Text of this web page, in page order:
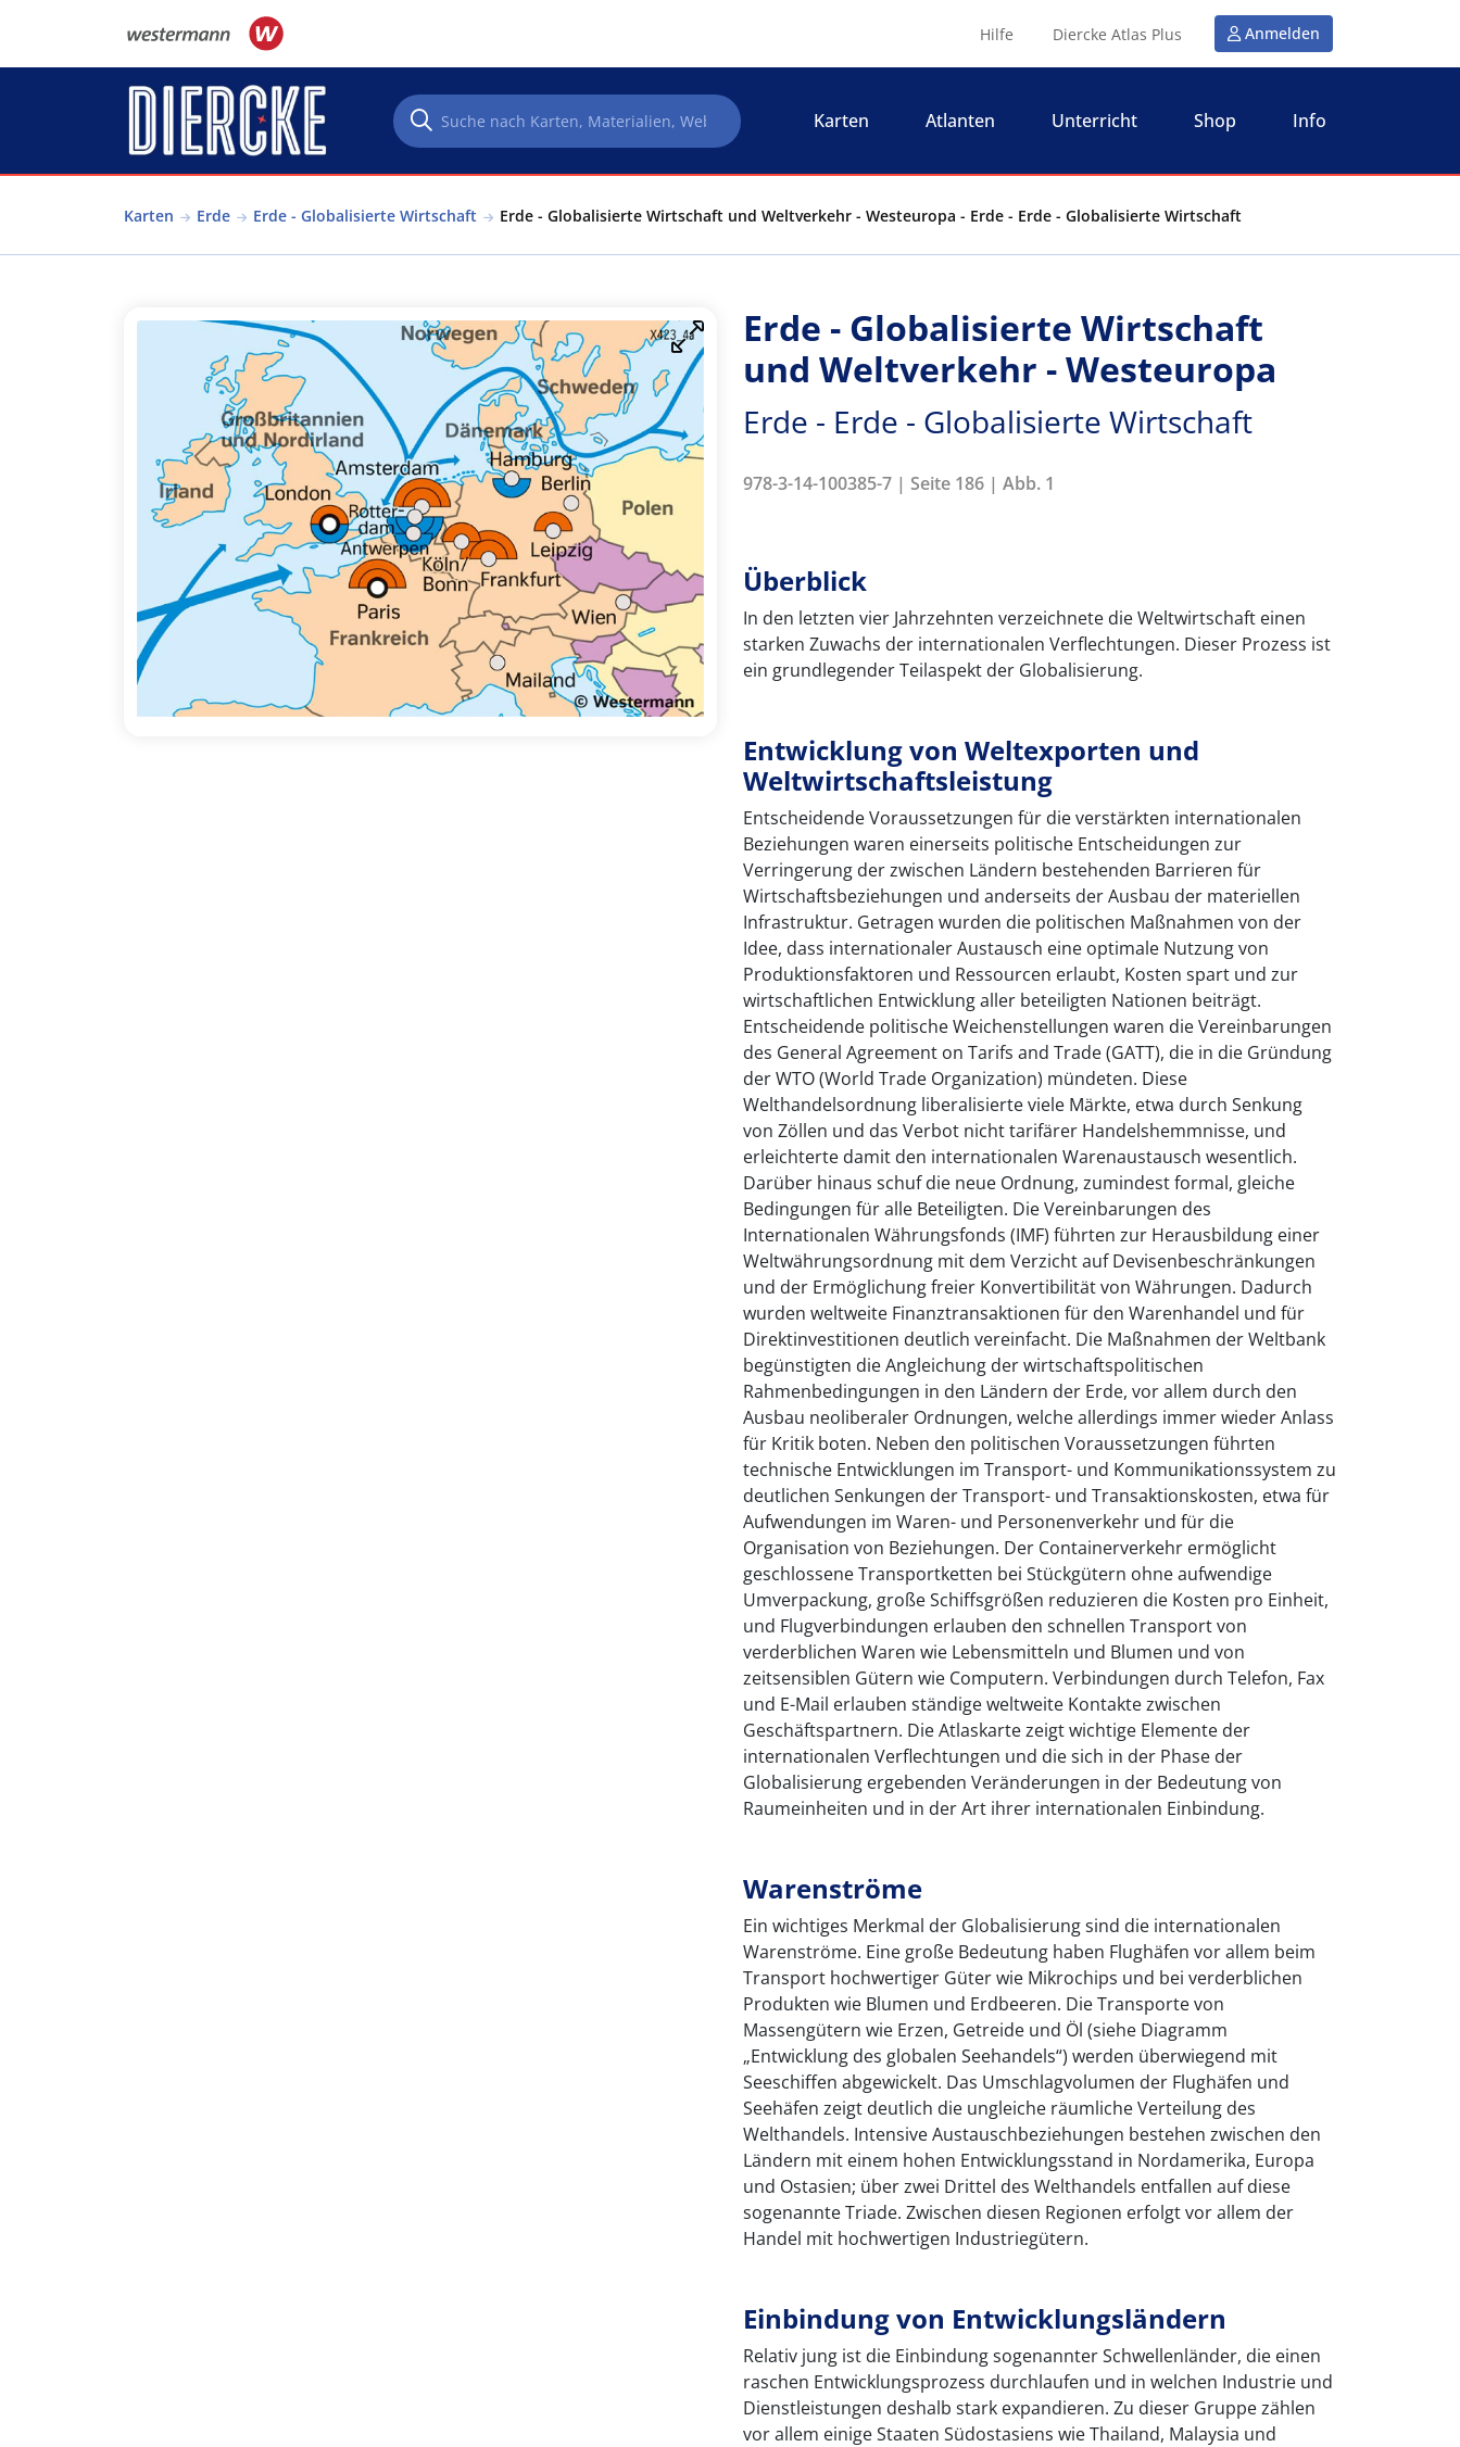
Hilfe Diercke Atlas Plus Anmelden
Karten Atlanten Unterricht Shop Info
Karten Erde Erde - Globalisierte Wirtschaft Erde - Globalisierte Wirtschaft und Weltverkehr - Westeuropa - Erde - Erde - Globalisierte Wirtschaft
Erde - Globalisierte Wirtschaft
und Weltverkehr - Westeuropa
Erde - Erde - Globalisierte Wirtschaft
978-3-14-100385-7 | Seite 186 | Abb. 1
Überblick
In den letzten vier Jahrzehnten verzeichnete die Weltwirtschaft einen
starken Zuwachs der internationalen Verflechtungen. Dieser Prozess ist
ein grundlegender Teilaspekt der Globalisierung.
Entwicklung von Weltexporten und
Weltwirtschaftsleistung
Entscheidende Voraussetzungen für die verstärkten internationalen
Beziehungen waren einerseits politische Entscheidungen zur
Verringerung der zwischen Ländern bestehenden Barrieren für
Wirtschaftsbeziehungen und anderseits der Ausbau der materiellen
Infrastruktur. Getragen wurden die politischen Maßnahmen von der
Idee, dass internationaler Austausch eine optimale Nutzung von
Produktionsfaktoren und Ressourcen erlaubt, Kosten spart und zur
wirtschaftlichen Entwicklung aller beteiligten Nationen beiträgt.
Entscheidende politische Weichenstellungen waren die Vereinbarungen
des General Agreement on Tarifs and Trade (GATT), die in die Gründung
der WTO (World Trade Organization) mündeten. Diese
Welthandelsordnung liberalisierte viele Märkte, etwa durch Senkung
von Zöllen und das Verbot nicht tarifärer Handelshemmnisse, und
erleichterte damit den internationalen Warenaustausch wesentlich.
Darüber hinaus schuf die neue Ordnung, zumindest formal, gleiche
Bedingungen für alle Beteiligten. Die Vereinbarungen des
Internationalen Währungsfonds (IMF) führten zur Herausbildung einer
Weltwährungsordnung mit dem Verzicht auf Devisenbeschränkungen
und der Ermöglichung freier Konvertibilität von Währungen. Dadurch
wurden weltweite Finanztransaktionen für den Warenhandel und für
Direktinvestitionen deutlich vereinfacht. Die Maßnahmen der Weltbank
begünstigten die Angleichung der wirtschaftspolitischen
Rahmenbedingungen in den Ländern der Erde, vor allem durch den
Ausbau neoliberaler Ordnungen, welche allerdings immer wieder Anlass
für Kritik boten. Neben den politischen Voraussetzungen führten
technische Entwicklungen im Transport- und Kommunikationssystem zu
deutlichen Senkungen der Transport- und Transaktionskosten, etwa für
Aufwendungen im Waren- und Personenverkehr und für die
Organisation von Beziehungen. Der Containerverkehr ermöglicht
geschlossene Transportketten bei Stückgütern ohne aufwendige
Umverpackung, große Schiffsgrößen reduzieren die Kosten pro Einheit,
und Flugverbindungen erlauben den schnellen Transport von
verderblichen Waren wie Lebensmitteln und Blumen und von
zeitsensiblen Gütern wie Computern. Verbindungen durch Telefon, Fax
und E-Mail erlauben ständige weltweite Kontakte zwischen
Geschäftspartnern. Die Atlaskarte zeigt wichtige Elemente der
internationalen Verflechtungen und die sich in der Phase der
Globalisierung ergebenden Veränderungen in der Bedeutung von
Raumeinheiten und in der Art ihrer internationalen Einbindung.
Warenströme
Ein wichtiges Merkmal der Globalisierung sind die internationalen
Warenströme. Eine große Bedeutung haben Flughäfen vor allem beim
Transport hochwertiger Güter wie Mikrochips und bei verderblichen
Produkten wie Blumen und Erdbeeren. Die Transporte von
Massengütern wie Erzen, Getreide und Öl (siehe Diagramm
„Entwicklung des globalen Seehandels“) werden überwiegend mit
Seeschiffen abgewickelt. Das Umschlagvolumen der Flughäfen und
Seehäfen zeigt deutlich die ungleiche räumliche Verteilung des
Welthandels. Intensive Austauschbeziehungen bestehen zwischen den
Ländern mit einem hohen Entwicklungsstand in Nordamerika, Europa
und Ostasien; über zwei Drittel des Welthandels entfallen auf diese
sogenannte Triade. Zwischen diesen Regionen erfolgt vor allem der
Handel mit hochwertigen Industriegütern.
Einbindung von Entwicklungsländern
Relativ jung ist die Einbindung sogenannter Schwellenländer, die einen
raschen Entwicklungsprozess durchlaufen und in welchen Industrie und
Dienstleistungen deshalb stark expandieren. Zu dieser Gruppe zählen
vor allem einige Staaten Südostasiens wie Thailand, Malaysia und